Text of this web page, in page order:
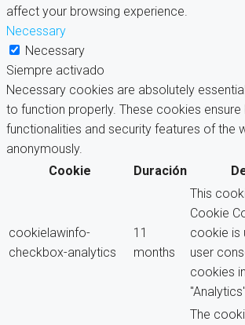
affect your browsing experience.
Necessary
Necessary
Siempre activado
Necessary cookies are absolutely
to function properly. These cookies ensure
functionalities and security features of the
anonymously.
Cookie
Duración
cookielawinfo-
checkbox-analytics
11
months
This
Cookie
cookie is
user
cookies
"Analytics".
The